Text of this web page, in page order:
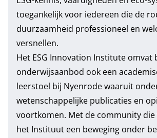
toegankelijk voor iedereen die de
duurzaamheid professioneel en
versnellen.
Het ESG Innovation Institute omvat
onderwijsaanbod ook een
leerstoel bij Nyenrode waaruit
wetenschappelijke publicaties en
voortkomen. Met de community die
het Instituut een beweging onder